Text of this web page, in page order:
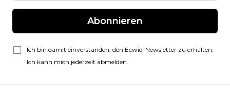
Abonnieren
Ich bin damit einverstanden, den Ecwid-Newsletter zu erhalten.
Ich kann mich jederzeit abmelden.